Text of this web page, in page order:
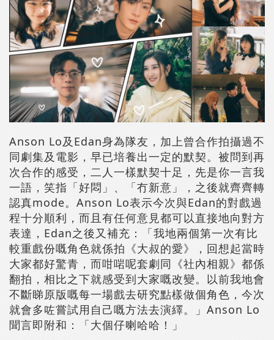
Anson Lo及Edan身為隊友，加上曾合作拍攝過不
同劇集及電影，早已培養出一定的默契。被問到再
次合作的感受，二人一樣默契十足，先是你一言我
一語，笑指「好悶」、「冇新意」，之後就齊齊轉
認真mode。Anson Lo表示今次與Edan的對戲過
程十分順利，而且有任何意見都可以直接地向對方
表達，Edan之後又補充：「我地兩個第一次有比
較重戲份嘅角色就係拍《大叔的愛》，回想起當時
大家都好驚青，而咁啱呢套劇同《社內相親》都係
翻拍，相比之下就感受到大家嘅改變。以前我地會
不斷睇原版嘅每一場戲去研究點樣做個角色，今次
就會多咗嘗試用自己嘅方法去演繹。」Anson Lo
聞言即附和：「大個仔喇哈哈！」